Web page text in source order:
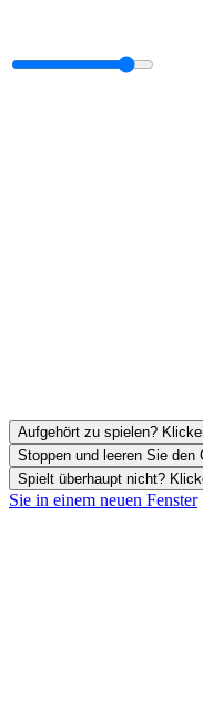
Aufgehört zu spielen?
Stoppen und leeren Sie den
Spielt überhaupt nicht?
Sie in einem neuen Fenster